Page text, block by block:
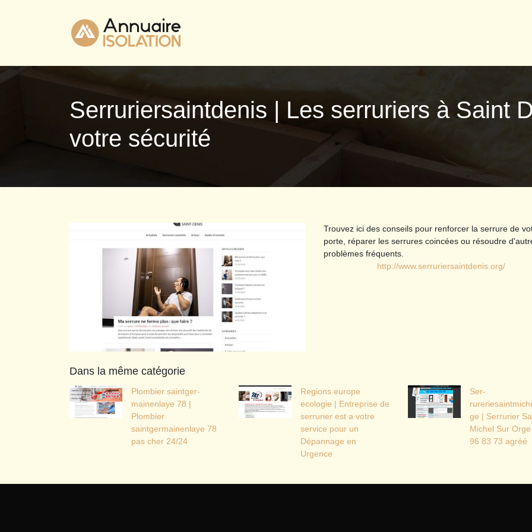
Ser­rurier­saintde­nis | Les serruriers à Saint
votre sécurité
Trouvez ici des conseils pour renforcer la serrure de
porte, réparer les serrures coincées ou résoudre
problèmes fréquents.
http://www.serruriersaintdenis.org/
Dans la même catégorie
Plombier saintger­
mainen­la­ye 78 |
Plombier
saintgermainenlaye 78
pas cher 24/24
Regions europe
ecologie | Entreprise de
serrurier est a votre
service pour un
Dépannage en
Urgence
Ser­
ge | Serrurier
Michel Sur
96 83 73 agréé